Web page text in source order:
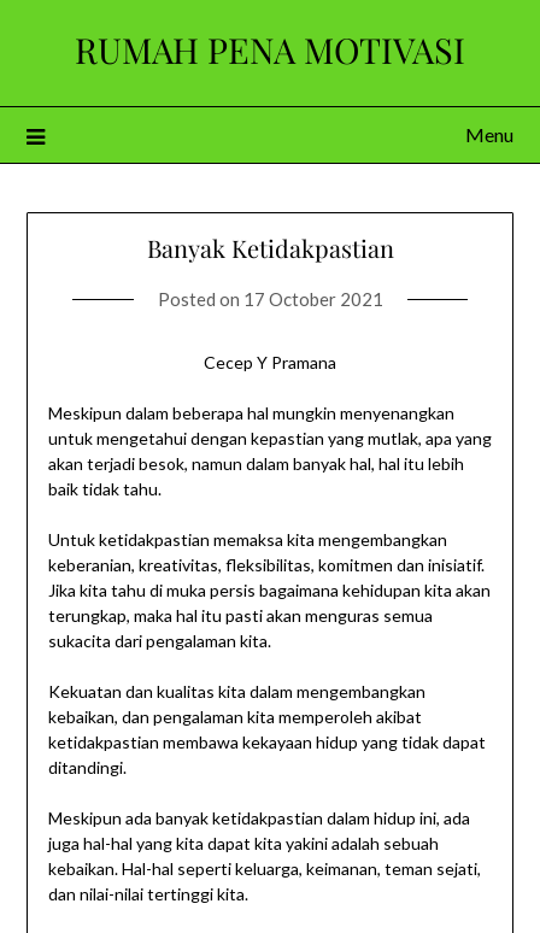
RUMAH PENA MOTIVASI
Menu
Banyak Ketidakpastian
Posted on 17 October 2021
Cecep Y Pramana
Meskipun dalam beberapa hal mungkin menyenangkan
untuk mengetahui dengan kepastian yang mutlak, apa yang
akan terjadi besok, namun dalam banyak hal, hal itu lebih
baik tidak tahu.
Untuk ketidakpastian memaksa kita mengembangkan
keberanian, kreativitas, fleksibilitas, komitmen dan inisiatif.
Jika kita tahu di muka persis bagaimana kehidupan kita akan
terungkap, maka hal itu pasti akan menguras semua
sukacita dari pengalaman kita.
Kekuatan dan kualitas kita dalam mengembangkan
kebaikan, dan pengalaman kita memperoleh akibat
ketidakpastian membawa kekayaan hidup yang tidak dapat
ditandingi.
Meskipun ada banyak ketidakpastian dalam hidup ini, ada
juga hal-hal yang kita dapat kita yakini adalah sebuah
kebaikan. Hal-hal seperti keluarga, keimanan, teman sejati,
dan nilai-nilai tertinggi kita.